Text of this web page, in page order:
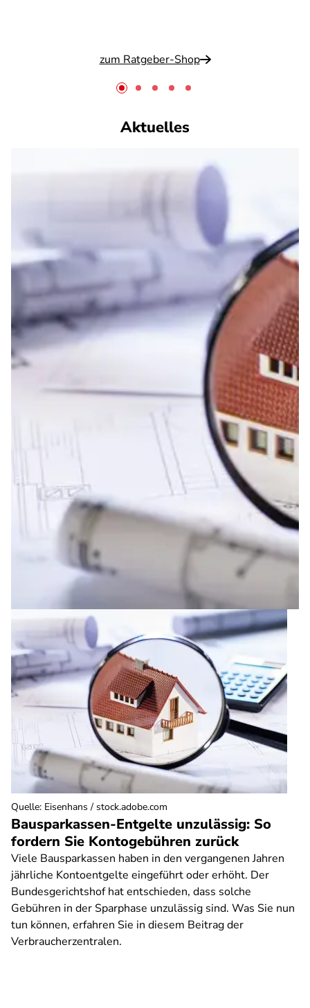
zum Ratgeber-Shop
Aktuelles
Bausparkassen-Entgelte unzulässig: So
fordern Sie Kontogebühren zurück
Viele Bausparkassen haben in den vergangenen Jahren
jährliche Kontoentgelte eingeführt oder erhöht. Der
Bundesgerichtshof hat entschieden, dass solche
Gebühren in der Sparphase unzulässig sind. Was Sie nun
tun können, erfahren Sie in diesem Beitrag der
Verbraucherzentralen.
Quelle: Eisenhans / stock.adobe.com